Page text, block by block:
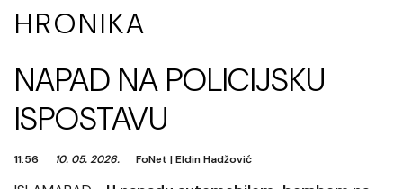
HRONIKA
NAPAD NA POLICIJSKU
ISPOSTAVU
11:56 10. 05. 2026. FoNet |Eldin Hadžović